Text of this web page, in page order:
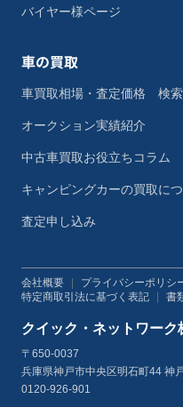
バイヤー様ページ
車の買取
車買取相場・査定価格 検索
オークション実績紹介
中古車買取お役立ちコラム
キャンピングカーの買取に
査定申し込み
会社概要 プライバシーポリシ
特定商取引法に基づく表記
書
クイック・ネットワーク
〒650-0037
兵庫県神戸市中央区明石町44 神
0120-926-901